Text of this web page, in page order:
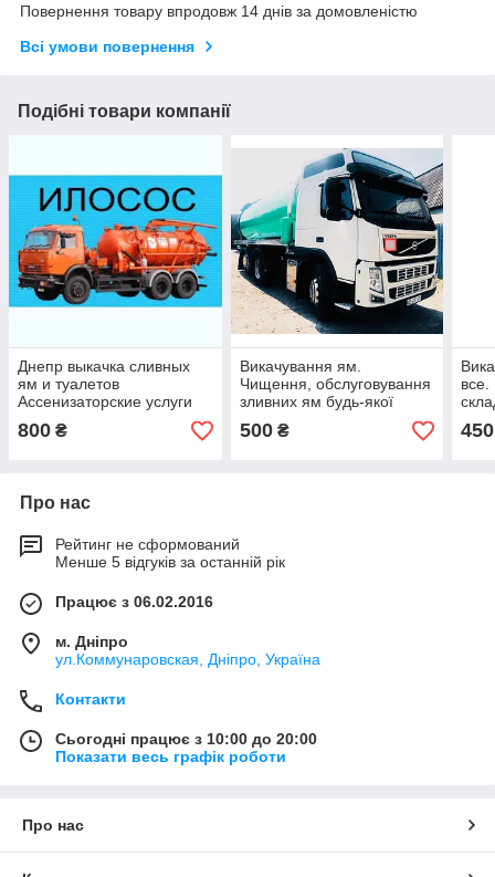
Повернення товару впродовж 14 днів за домовленістю
Всі умови повернення
Подібні товари компанії
Днепр выкачка сливных
ям и туалетов
Ассенизаторские услуги
800 ₴
Викачування ям.
Чищення, обслуговування
зливних ям будь-якої
складності.
500₴
все.
450
Про нас
Рейтинг не сформований
Менше 5 відгуків за останній рік
Працює з 06.02.2016
м. Дніпро
ул.Коммунаровская, Дніпро, Україна
Контакти
Сьогодні працює з 10:00 до 20:00
Показати весь графік роботи
Про нас